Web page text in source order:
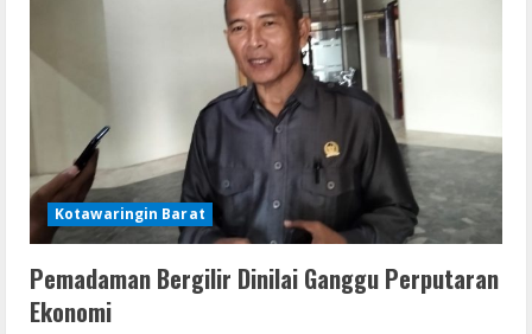
Kotawaringin Barat
Pemadaman Bergilir Dinilai Ganggu Perputaran
Ekonomi